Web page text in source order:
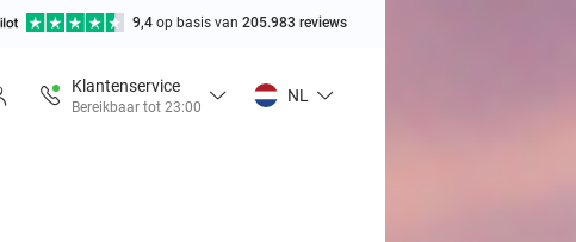
9,4 op basis van 205.983 reviews
Klantenservice
Bereikbaar tot 23:00
NL